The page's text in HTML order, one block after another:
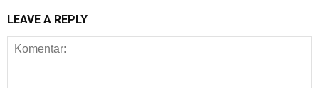
LEAVE A REPLY